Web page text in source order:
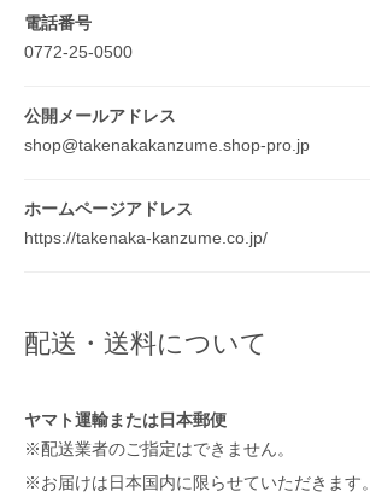
電話番号
0772-25-0500
公開メールアドレス
shop@takenakakanzume.shop-pro.jp
ホームページアドレス
https://takenaka-kanzume.co.jp/
配送・送料について
ヤマト運輸または日本郵便
※配送業者のご指定はできません。
※お届けは日本国内に限らせていただきます。